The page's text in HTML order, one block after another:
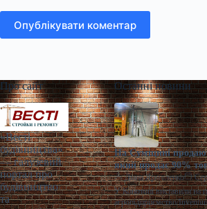
Опублікувати коментар
Про сайт
«Весті
будівництва»
— галузевий
портал про
будівництво
та
Останні новини
На Сумщині
який продає 90%
кордон
Діана Ярмоленко
У Конотопі виставили на
агропідприємство/